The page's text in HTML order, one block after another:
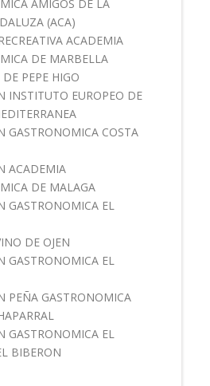
AMIGOS DE LA
(ACA)
ACADEMIA
DE MARBELLA
PEPE HIGO
INSTITUTO EUROPEO DE
GASTRONOMICA COSTA
ACADEMIA
DE MALAGA
GASTRONOMICA EL
DE OJEN
GASTRONOMICA EL
PEÑA GASTRONOMICA
GASTRONOMICA EL
BIBERON